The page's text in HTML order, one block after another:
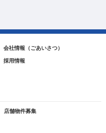
会社情報（ごあいさつ）
採用情報
店舗物件募集